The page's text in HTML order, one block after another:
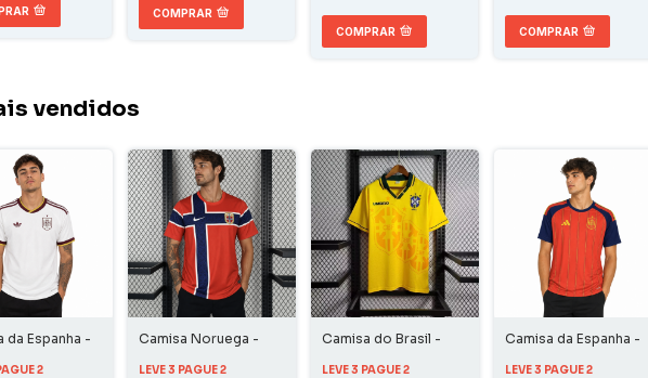
COMPRAR
COMPRAR COMPRAR
vendidos
da Espanha -
2
Camisa Noruega -
LEVE 3 PAGUE 2
Camisa do Brasil -
LEVE 3 PAGUE 2
Camisa da Espanha -
LEVE 3 PAGUE 2